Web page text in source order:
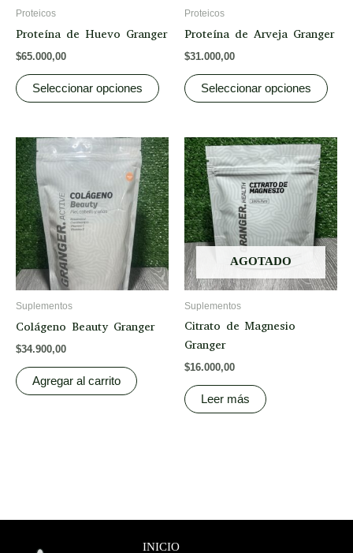
Proteicos
Proteína de Huevo Granger
$65.000,00
Seleccionar opciones
product
Proteicos
Proteína de Arveja Granger
$31.000,00
Seleccionar opciones
Suplementos
Colágeno Beauty Granger
$34.900,00
Agregar al carrito
AGOTADO
Suplementos
Citrato de Magnesio
Granger
$16.000,00
Leer más
INICIO